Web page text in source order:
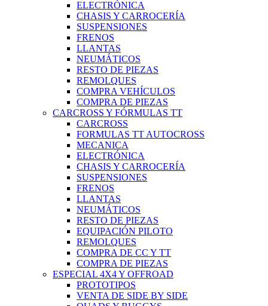
ELECTRÓNICA
CHASIS Y CARROCERÍA
SUSPENSIONES
FRENOS
LLANTAS
NEUMÁTICOS
RESTO DE PIEZAS
REMOLQUES
COMPRA VEHÍCULOS
COMPRA DE PIEZAS
CARCROSS Y FÓRMULAS TT
CARCROSS
FORMULAS TT AUTOCROSS
MECANICA
ELECTRÓNICA
CHASIS Y CARROCERÍA
SUSPENSIONES
FRENOS
LLANTAS
NEUMÁTICOS
RESTO DE PIEZAS
EQUIPACIÓN PILOTO
REMOLQUES
COMPRA DE CC Y TT
COMPRA DE PIEZAS
ESPECIAL 4X4 Y OFFROAD
PROTOTIPOS
VENTA DE SIDE BY SIDE